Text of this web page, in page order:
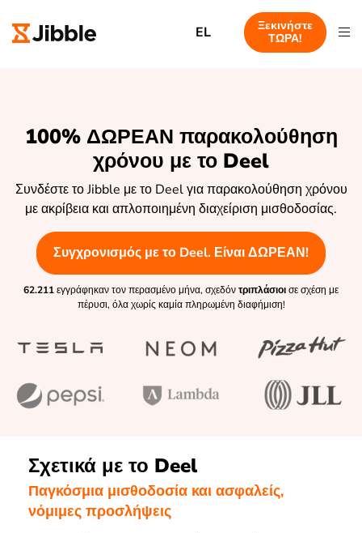
EL
Ξεκινήστε
ΤΩΡΑ!
100% ΔΩΡΕΑΝ παρακολούθηση
χρόνου με το Deel
Συνδέστε το Jibble με το Deel για παρακολούθηση χρόνου
με ακρίβεια και απλοποιημένη διαχείριση μισθοδοσίας.
Συγχρονισμός με το Deel. Είναι ΔΩΡΕΑΝ!
62.211εγγράφηκαν τον περασμένο μήνα, σχεδόντριπλάσιοισε σχέση με
πέρυσι, όλα χωρίς καμία πληρωμένη διαφήμιση!
Σχετικά με το Deel
Παγκόσμια μισθοδοσία και ασφαλείς,
νόμιμες προσλήψεις